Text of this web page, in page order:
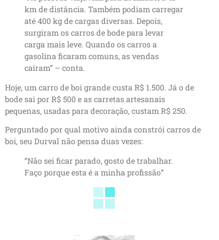
km de distância. Também podiam carregar
até 400 kg de cargas diversas. Depois,
surgiram os carros de bode para levar
carga mais leve. Quando os carros a
gasolina ficaram comuns, as vendas
caíram” – conta.
Hoje, um carro de boi grande custa R$ 1.500. Já o de
bode sai por R$ 500 e as carretas artesanais
pequenas, usadas para decoração, custam R$ 250.
Perguntado por qual motivo ainda constrói carros de
boi, seu Durval não pensa duas vezes:
“Não sei ficar parado, gosto de trabalhar.
Faço porque esta é a minha profissão”